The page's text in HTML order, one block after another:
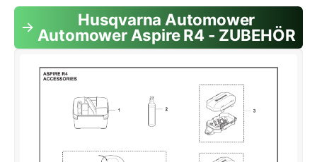
Husqvarna Automower
Automower Aspire R4 - ZUBEHÖR